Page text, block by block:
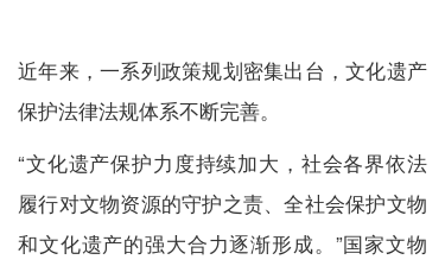
近年来，一系列政策规划密集出台，文化遗产
保护法律法规体系不断完善。
“文化遗产保护力度持续加大，社会各界依法
履行对文物资源的守护之责、全社会保护文物
和文化遗产的强大合力逐渐形成。”国家文物